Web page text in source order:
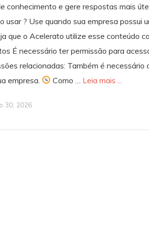
conhecimento e gere respostas mais
usar ? Use quando sua empresa possui
que o Acelerato utilize esse conteúdo
É necessário ter permissão para
relacionadas: Também é
empresa.
Como … Leia mais ...
30, 2026